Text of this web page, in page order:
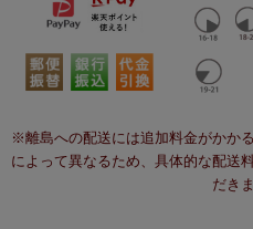
※離島への配送には追加料金がかか
によって異なるため、具体的な配送
だき